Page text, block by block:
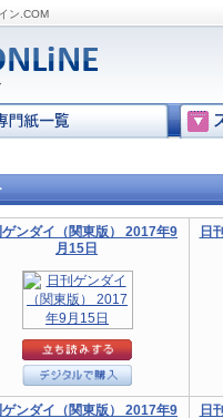
ン.COM
ゲンダイ（関東版） 2017年9
月15日
日
ゲンダイ（関東版） 2017年9
日